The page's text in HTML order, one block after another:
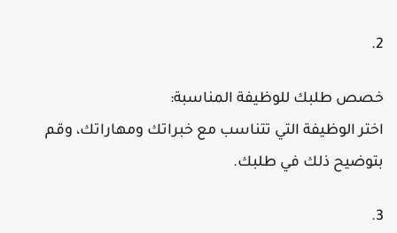
خصص طلبك للوظيفة المناسبة:
اختر الوظيفة التي تتناسب مع خبراتك ومهاراتك، وقم
بتوضيح ذلك في طلبك.